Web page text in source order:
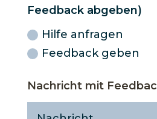
Feedback abgeben)
Hilfe anfragen
Feedback geben